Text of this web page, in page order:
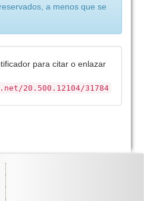
a menos que se
para citar o enlazar
20.500.12104/31784